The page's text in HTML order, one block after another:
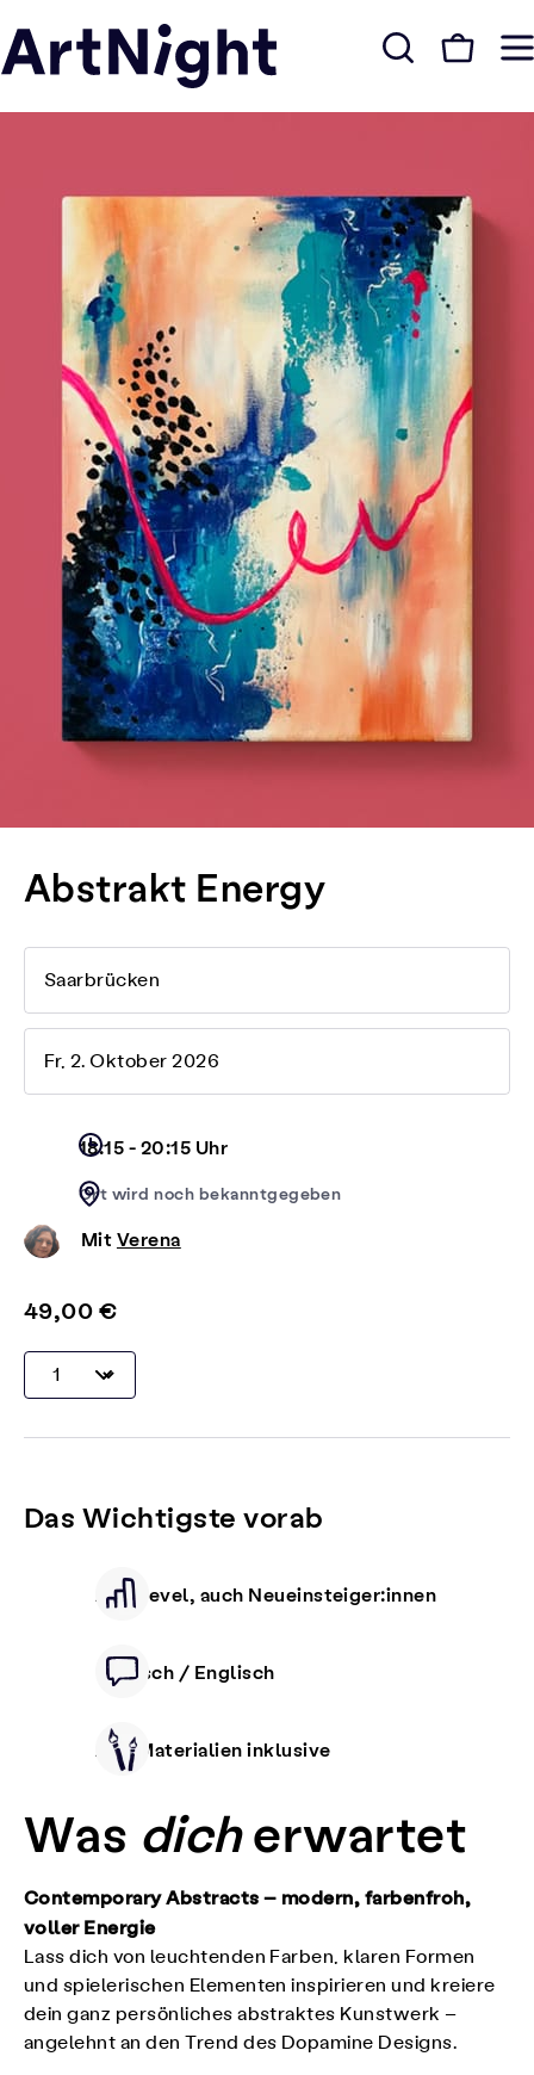
Abstrakt Energy
Saarbrücken
Fr, 2. Oktober 2026
18:15 - 20:15 Uhr
Ort wird noch bekanntgegeben
Mit Verena
49,00 €
Das Wichtigste vorab
Alle Level, auch Neueinsteiger:innen
Deutsch / Englisch
Alle Materialien inklusive
Was dicherwartet
Contemporary Abstracts – modern, farbenfroh,
voller Energie
Lass dich von leuchtenden Farben, klaren Formen
und spielerischen Elementen inspirieren und kreiere
dein ganz persönliches abstraktes Kunstwerk –
angelehnt an den Trend des Dopamine Designs.